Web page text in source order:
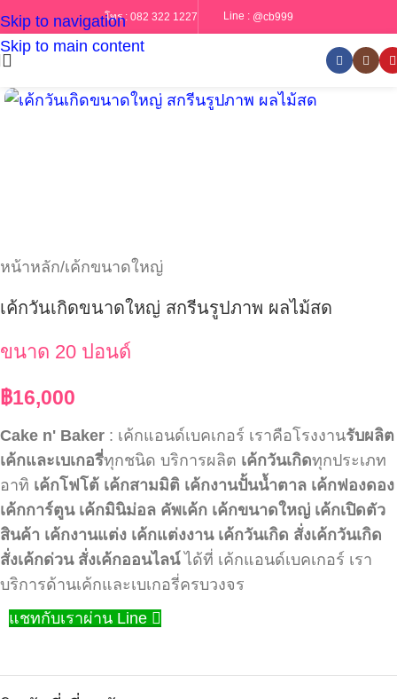
Skip to navigation
Skip to main content
โทร : 082 322 1227 Line : @cb999
หน้าหลัก/เค้กขนาดใหญ่
เค้กวันเกิดขนาดใหญ่ สกรีนรูปภาพ ผลไม้สด
ขนาด 20 ปอนด์
฿16,000
Cake n' Baker : เค้กแอนด์เบคเกอร์ เราคือโรงงานรับผลิต
เค้กและเบเกอรี่ทุกชนิด บริการผลิต เค้กวันเกิดทุกประเภท
อาทิ เค้กโฟโต้ เค้กสามมิติ เค้กงานปั้นน้ำตาล เค้กฟองดอง
เค้กการ์ตูน เค้กมินิม่อล คัพเค้ก เค้กขนาดใหญ่ เค้กเปิดตัว
สินค้า เค้กงานแต่ง เค้กแต่งงาน เค้กวันเกิด สั่งเค้กวันเกิด
สั่งเค้กด่วน สั่งเค้กออนไลน์ได้ที่ เค้กแอนด์เบคเกอร์ เรา
บริการด้านเค้กและเบเกอรี่ครบวงจร
แชทกับเราผ่าน Line